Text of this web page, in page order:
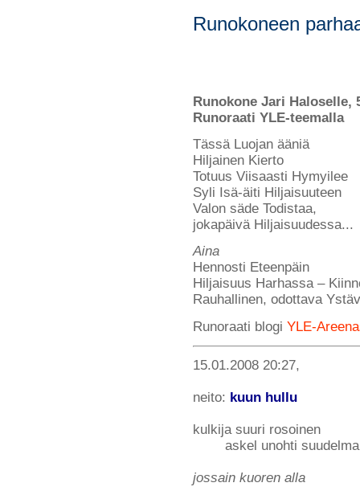
Runokoneen
Runokone Jari Haloselle,
Runoraati YLE-teemalla
Tässä Luojan ääniä
Hiljainen Kierto
Totuus Viisaasti Hymyilee
Syli Isä-äiti Hiljaisuuteen
Valon säde Todistaa,
jokapäivä Hiljaisuudessa...
Aina
Hennosti Eteenpäin
Hiljaisuus Harhassa –
Rauhallinen, odottava
Runoraati blogi YLE-
15.01.2008 20:27,
neito: kuun hullu
kulkija suuri rosoinen
askel unohti
jossain kuoren alla